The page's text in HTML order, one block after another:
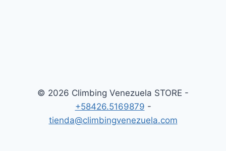
© 2026 Climbing Venezuela STORE -
+58426.5169879 -
tienda@climbingvenezuela.com